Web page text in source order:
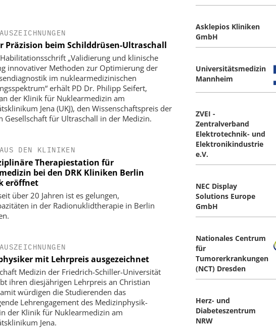
AUSZEICHNUNGEN
Präzision beim Schilddrüsen-Ultraschall
„Validierung und klinische
innovativer Methoden zur Optimierung der
im nuklearmedizinischen
erhält PD Dr. Philipp Seifert,
der Klinik für Nuklearmedizin am
Jena (UKJ), den Wissenschaftspreis der
Gesellschaft für Ultraschall in der Medizin.
AUS DEN KLINIKEN
Therapiestation für
bei den DRK Kliniken Berlin
eröffnet
über 20 Jahren ist es gelungen,
in der Radionuklidtherapie in Berlin
AUSZEICHNUNGEN
mit Lehrpreis ausgezeichnet
Medizin der Friedrich-Schiller-Universität
ihren diesjährigen Lehrpreis an Christian
würdigen die Studierenden das
Lehrengagement des Medizinphysik-
der Klinik für Nuklearmedizin am
Jena.
Asklepios Kliniken
GmbH
Universitätsmedizin
Mannheim
ZVEI -
Zentralverband
Elektrotechnik- und
Elektronikindustrie
e.V.
NEC Display
Solutions Europe
GmbH
Nationales Centrum
für
Tumorerkrankungen
(NCT) Dresden
Herz- und
Diabeteszentrum
NRW